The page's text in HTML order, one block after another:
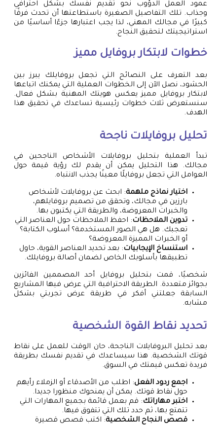
عمود العمل الدؤوب نحو تقديم نفسك بشكل احترافي
وجذاب. تلك التفاصيل الصغيرة باستطاعتها أن تحدث فرقًا
كبيرًا في مجالك المهني، لذا يجب اعتبارها جزءًا أساسيًا من
استراتيجيتك لتحقيق النجاح.
خطوات لابتكار بروفايل مميز
بعد التعرف على النصائح التي تجعل بروفايلك يبرز بين
الحشود، نصل الآن إلى الخطوات العملية التي يمكنك اتباعها
لابتكار بروفايل مميز يعكس هويتك المهنية بشكل فعال.
سنستعرض ثلاث خطوات رئيسية تساعدك في تحقيق هذا
الهدف.
تحليل بروفايلات ناجحة
تبدأ العملية بتحليل بروفايلات الأشخاص الناجحين في
مجالك. هذا التحليل يمكن أن يقدم لك رؤية قيمة حول
العوامل التي تجعل بروفايلًا معينًا يجذب الانتباه.
اختيار نماذج ملهمة: ابحث عن بروفايلات لأشخاص
بارزين في مجالك، وتحقق من تصميم بروفايلهم،
والخبرات المعروضة، والطريقة التي يكتبون بها.
تدوين الملاحظات: احفظ الملاحظات حول العناصر التي
تعجبك. هل هي الصور المستخدمة؟ أسلوب الكتابة؟
أو الخبرات المميزة المعروضة؟
استنساخ الإيجابيات: بعد تحديد العناصر القوية، حاول
تطبيقها بأسلوبك الخاص لضمان أصالة بروفايلك.
شخصيًا، قمت بتحليل بروفايل أحد المصممين الفائزين
بجوائز متعددة. الطريقة الاحترافية التي عرض فيها المشاريع
السابقة جعلتني أفكر في طريقة عرض تجربتي بشكل
مشابه.
تحديد نقاط القوة الشخصية
بعد تحليل البروفايلات الناجحة، حان الوقت للعمل على نقاط
قوتك الشخصية. هذا سيساعدك في تقديم نفسك بطريقة
فريدة تعكس قيمتك في السوق.
اجمع ردود الفعل: اطلب من الأصدقاء أو الزملاء رأيهم
حول نقاط قوتك. يمكن أن يمنحوك منظورا جديدا.
اختبر مهاراتك: قم بعمل قائمة بجميع المهارات التي
تتمتع بها، ثم حدد تلك التي تتفوق فيها.
قصص النجاح الشخصية: اكتب قصص قصيرة